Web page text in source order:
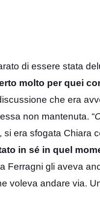
di essere stata
molto per quei
che era
non mantenuta. “
si era sfogata Chiara
in sé in quel
Ferragni gli aveva
voleva andare via.